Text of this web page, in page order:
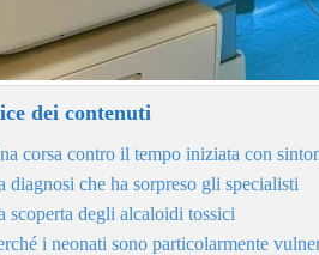
dei contenuti
corsa contro il tempo iniziata con
diagnosi che ha sorpreso gli specialisti
scoperta degli alcaloidi tossici
i neonati sono particolarmente